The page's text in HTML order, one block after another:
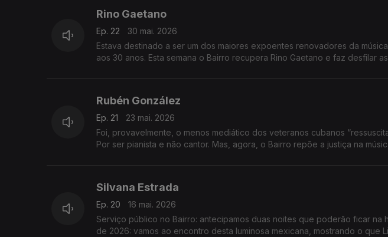
Rino Gaetano
Ep. 22
30 mai. 2026
Estava destinado a ser um dos maiores expoentes renovadores da
aos 30 anos. Esta semana o Bairro recupera Rino Gaetano e faz desfilar
Rubén González
Ep. 21
23 mai. 2026
Foi, provavelmente, o menos mediático dos veteranos cubanos
Por ser pianista e não cantor. Mas, agora, o Bairro repõe a justiça na
Silvana Estrada
Ep. 20
16 mai. 2026
Serviço público no Bairro: antecipamos duas noites que poderão ficar na
de 2026: vamos ao encontro desta luminosa mexicana, mostrando o que